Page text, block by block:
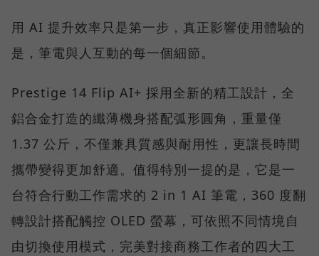
用 AI 提升效率只是第一步，真正影響使用體驗的
是，筆電與人互動的每一個細節。
Prestige 14 Flip AI+ 採用全新的精工設計，全
鋁合金打造的纖薄機身搭配弧形圓角，重量僅
1.37 公斤，不僅兼具質感與耐用性，更讓長時間
攜帶變得更加舒適。值得特別一提的是，它是一
台符合行動工作需求的 2 in 1 AI 筆電，360 度翻
轉設計搭配觸控 OLED 螢幕，可依照不同情境自
由切換使用模式，完美對接商務工作者的四大工